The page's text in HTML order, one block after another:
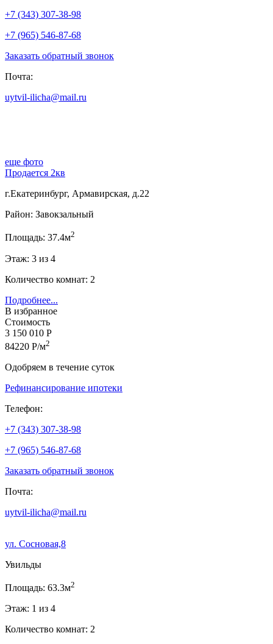
+7 (343) 307-38-98
+7 (965) 546-87-68
Заказать обратный звонок
Почта:
uytvil-ilicha@mail.ru
еще фото
Продается 2кв
г.Екатеринбург, Армавирская, д.22
Район: Завокзальный
Площадь: 37.4м2
Этаж: 3 из 4
Количество комнат: 2
Подробнее...
В избранное
Стоимость
3 150 010 Р
84220 Р/м2
Одобряем в течение суток
Рефинансирование ипотеки
Телефон:
+7 (343) 307-38-98
+7 (965) 546-87-68
Заказать обратный звонок
Почта:
uytvil-ilicha@mail.ru
ул. Сосновая,8
Увильды
Площадь: 63.3м2
Этаж: 1 из 4
Количество комнат: 2